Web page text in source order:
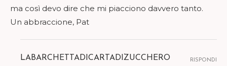
ma così devo dire che mi piacciono davvero tanto.
Un abbraccione, Pat
LABARCHETTADICARTADIZUCCHERO RISPONDI